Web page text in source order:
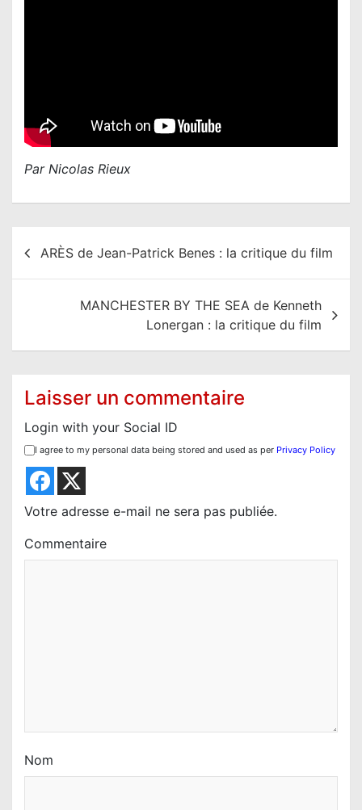
Par Nicolas Rieux
v
ARÈS de Jean-Patrick Benes : la critique du film
MANCHESTER BY THE SEA de Kenneth
Lonergan : la critique du film
Laisser un commentaire
Login with your Social ID
I agree to my personal data being stored and used as per Privacy Policy
Votre adresse e-mail ne sera pas publiée.
Commentaire
Nom